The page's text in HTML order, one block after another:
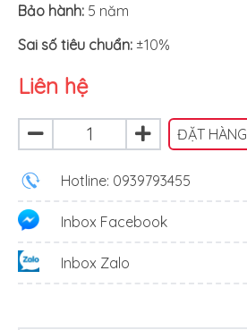
Bảo hành: 5 năm
Sai số tiêu chuẩn: ±10%
Liên hệ
ĐẶT HÀNG
Hotline: 0939793455
Inbox Facebook
Inbox Zalo